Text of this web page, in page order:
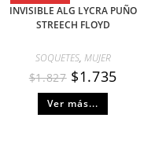
INVISIBLE ALG LYCRA PUÑO
STREECH FLOYD
SOQUETES, MUJER
$1.827 $1.735
Ver más...